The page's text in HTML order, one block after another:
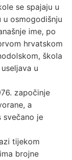
se spajaju u
u osmogodišnju
ime, po
hrvatskom
škola
u
započinje
a
svečano je
tijekom
brojne